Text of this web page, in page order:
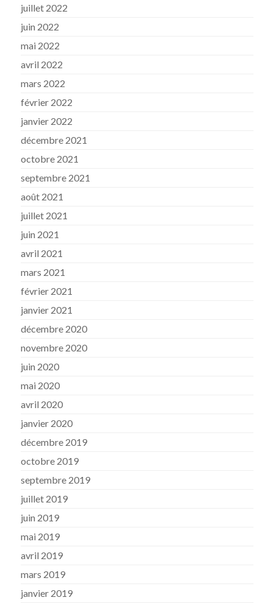
juillet 2022
juin 2022
mai 2022
avril 2022
mars 2022
février 2022
janvier 2022
décembre 2021
octobre 2021
septembre 2021
août 2021
juillet 2021
juin 2021
avril 2021
mars 2021
février 2021
janvier 2021
décembre 2020
novembre 2020
juin 2020
mai 2020
avril 2020
janvier 2020
décembre 2019
octobre 2019
septembre 2019
juillet 2019
juin 2019
mai 2019
avril 2019
mars 2019
janvier 2019